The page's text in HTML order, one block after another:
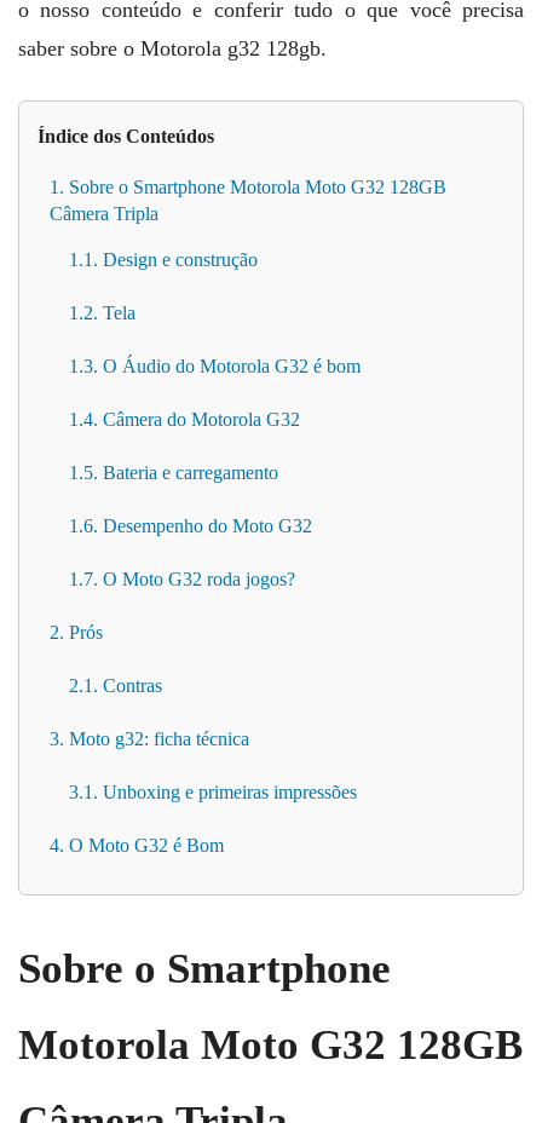
o nosso conteúdo e conferir tudo o que você precisa
saber sobre o Motorola g32 128gb.
Índice dos Conteúdos
1. Sobre o Smartphone Motorola Moto G32 128GB
Câmera Tripla
1.1. Design e construção
1.2. Tela
1.3. O Áudio do Motorola G32 é bom
1.4. Câmera do Motorola G32
1.5. Bateria e carregamento
1.6. Desempenho do Moto G32
1.7. O Moto G32 roda jogos?
2. Prós
2.1. Contras
3. Moto g32: ficha técnica
3.1. Unboxing e primeiras impressões
4. O Moto G32 é Bom
Sobre o Smartphone
Motorola Moto G32 128GB